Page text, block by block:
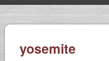
yosemite